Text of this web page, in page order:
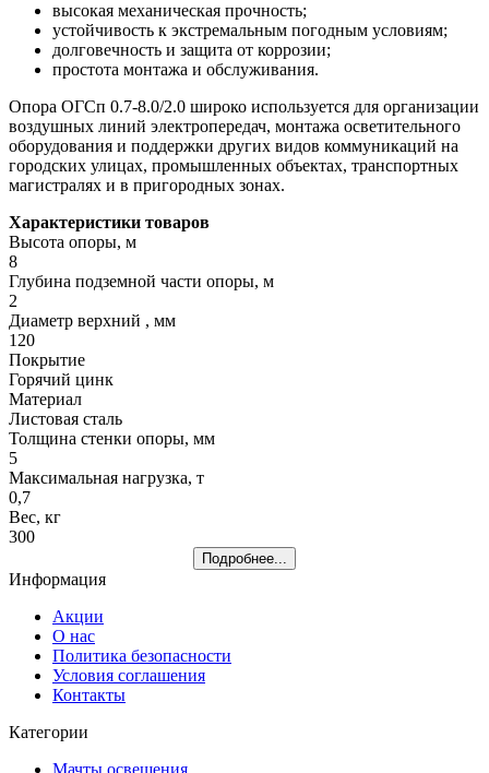
высокая механическая прочность;
устойчивость к экстремальным погодным условиям;
долговечность и защита от коррозии;
простота монтажа и обслуживания.
Опора ОГСп 0.7-8.0/2.0 широко используется для организации
воздушных линий электропередач, монтажа осветительного
оборудования и поддержки других видов коммуникаций на
городских улицах, промышленных объектах, транспортных
магистралях и в пригородных зонах.
Характеристики товаров
Высота опоры, м
8
Глубина подземной части опоры, м
2
Диaмeтp верхний , мм
120
Покрытие
Горячий цинк
Материал
Листовая сталь
Толщина стенки опоры, мм
5
Максимальная нагрузка, т
0,7
Вес, кг
300
Подробнее...
Информация
Акции
О нас
Политика безопасности
Условия соглашения
Контакты
Категории
Мачты освещения